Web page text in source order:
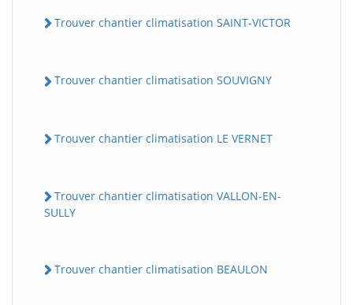
Trouver chantier climatisation SAINT-VICTOR
Trouver chantier climatisation SOUVIGNY
Trouver chantier climatisation LE VERNET
Trouver chantier climatisation VALLON-EN-
SULLY
Trouver chantier climatisation BEAULON